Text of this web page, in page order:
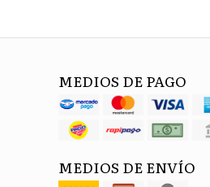
MEDIOS DE PAGO
MEDIOS DE ENVÍO